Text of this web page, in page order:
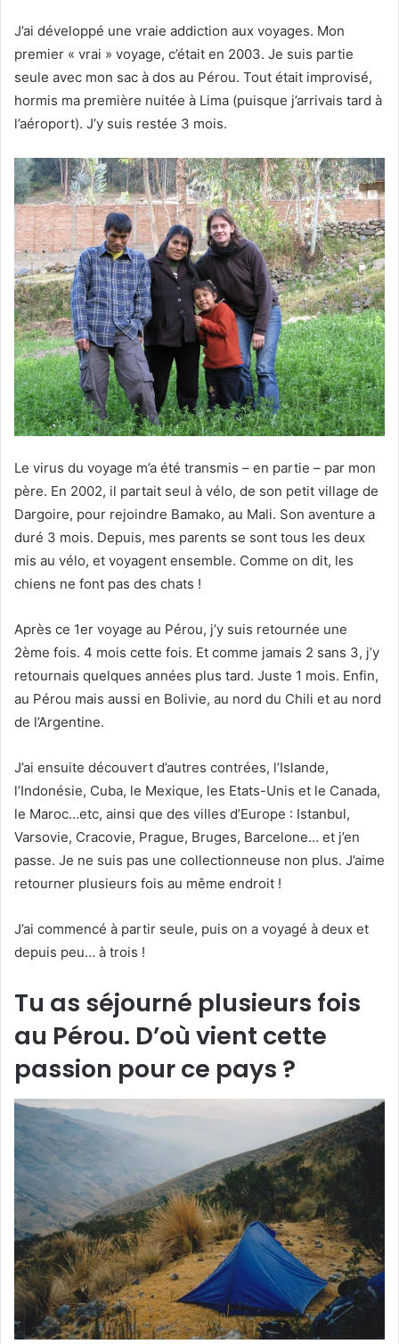
J’ai développé une vraie addiction aux voyages. Mon
premier « vrai » voyage, c’était en 2003. Je suis partie
seule avec mon sac à dos au Pérou. Tout était improvisé,
hormis ma première nuitée à Lima (puisque j’arrivais tard à
l’aéroport). J’y suis restée 3 mois.
Le virus du voyage m’a été transmis – en partie – par mon
père. En 2002, il partait seul à vélo, de son petit village de
Dargoire, pour rejoindre Bamako, au Mali. Son aventure a
duré 3 mois. Depuis, mes parents se sont tous les deux
mis au vélo, et voyagent ensemble. Comme on dit, les
chiens ne font pas des chats !
Après ce 1er voyage au Pérou, j’y suis retournée une
2ème fois. 4 mois cette fois. Et comme jamais 2 sans 3, j’y
retournais quelques années plus tard. Juste 1 mois. Enfin,
au Pérou mais aussi en Bolivie, au nord du Chili et au nord
de l’Argentine.
J’ai ensuite découvert d’autres contrées, l’Islande,
l’Indonésie, Cuba, le Mexique, les Etats-Unis et le Canada,
le Maroc…etc, ainsi que des villes d’Europe : Istanbul,
Varsovie, Cracovie, Prague, Bruges, Barcelone… et j’en
passe. Je ne suis pas une collectionneuse non plus. J’aime
retourner plusieurs fois au même endroit !
J’ai commencé à partir seule, puis on a voyagé à deux et
depuis peu… à trois !
Tu as séjourné plusieurs fois
au Pérou. D’où vient cette
passion pour ce pays ?